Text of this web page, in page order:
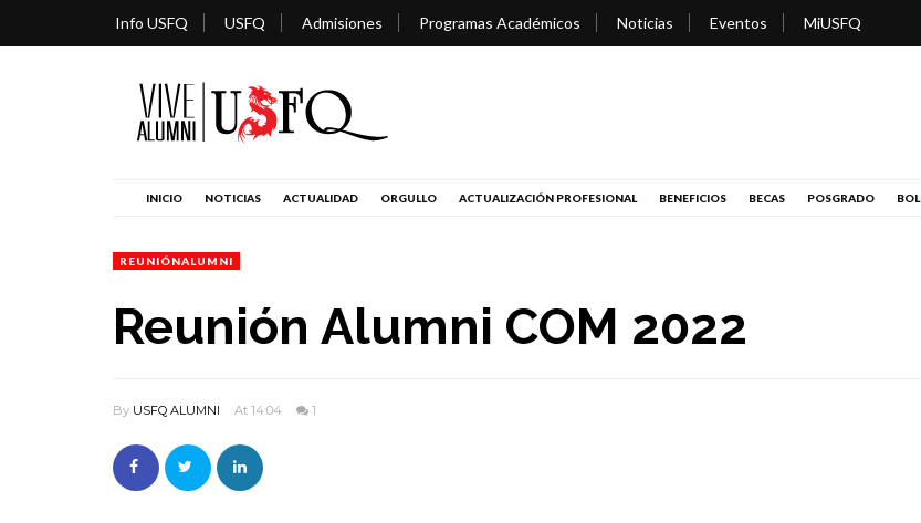
Info USFQ USFQ Admisiones Programas Académicos Noticias Eventos MiUSFQ
INICIO NOTICIAS ACTUALIDAD ORGULLO ACTUALIZACIÓN PROFESIONAL BENEFICIOS BECAS POSGRADO
REUNIÓNALUMNI
Reunión Alumni COM 2022
By USFQ ALUMNI At 14:04 1